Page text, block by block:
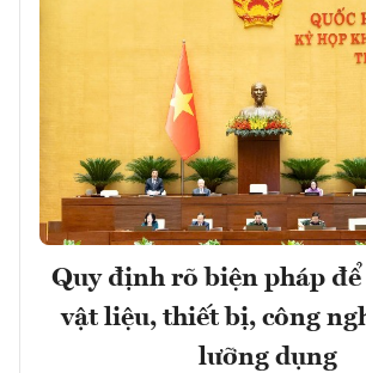
Quy định rõ biện pháp
vật liệu, thiết bị, công
lưỡng dụng